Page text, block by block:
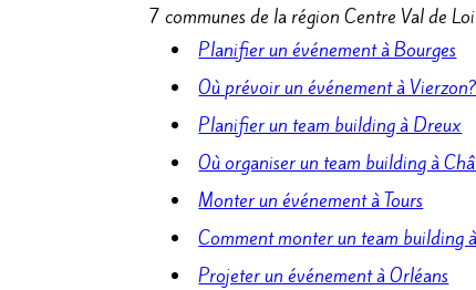
7 communes de la région Centre Val de
Planifier un événement à Bourges
Où prévoir un événement à Vierzon?
Planifier un team building à Dreux
Où organiser un team building à
Monter un événement à Tours
Comment monter un team building
Projeter un événement à Orléans